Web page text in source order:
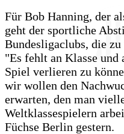
Für Bob Hanning, der
geht der sportliche
Bundesligaclubs, die
"Es fehlt an Klasse und
Spiel verlieren zu
wir wollen den
erwarten, den man
Weltklassespielern
Füchse Berlin gestern.